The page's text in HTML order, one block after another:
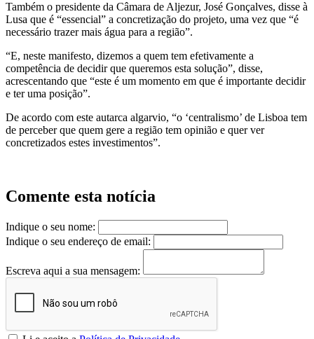
Também o presidente da Câmara de Aljezur, José Gonçalves, disse à
Lusa que é “essencial” a concretização do projeto, uma vez que “é
necessário trazer mais água para a região”.
“E, neste manifesto, dizemos a quem tem efetivamente a
competência de decidir que queremos esta solução”, disse,
acrescentando que “este é um momento em que é importante decidir
e ter uma posição”.
De acordo com este autarca algarvio, “o ‘centralismo’ de Lisboa tem
de perceber que quem gere a região tem opinião e quer ver
concretizados estes investimentos”.
Comente esta notícia
Indique o seu nome:
Indique o seu endereço de email:
Escreva aqui a sua mensagem: